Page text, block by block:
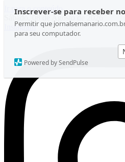
Inscrever-se para receber
Permitir que
para seu computador.
Powered by SendPulse
Ir para o conteúdo
Sábado, 08 de Agosto de 2026
Instagram